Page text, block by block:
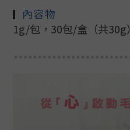
▎ 內容物
1g/包，30包/盒（共30g）